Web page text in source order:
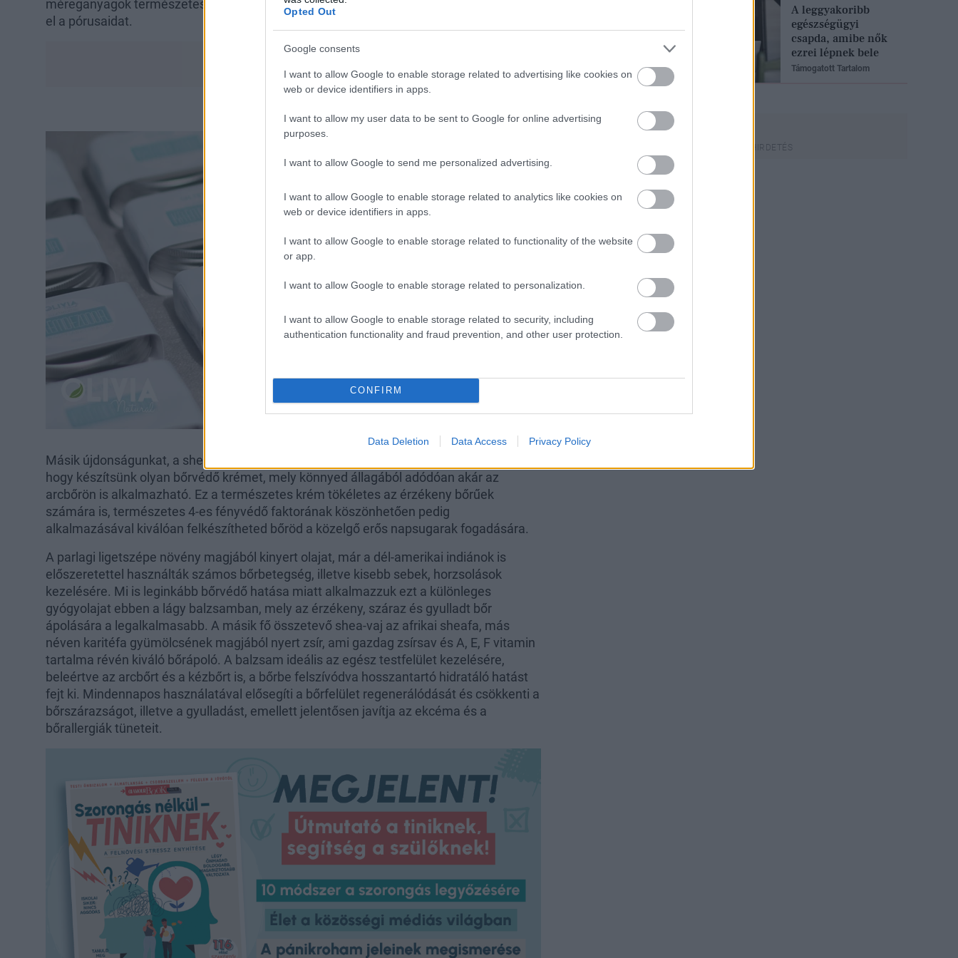
Opted Out
Google consents
I want to allow Google to enable storage related to advertising like cookies on
web or device identifiers in apps.
I want to allow my user data to be sent to Google for online advertising
purposes.
I want to allow Google to send me personalized advertising.
I want to allow Google to enable storage related to analytics like cookies on
web or device identifiers in apps.
I want to allow Google to enable storage related to functionality of the website
or app.
I want to allow Google to enable storage related to personalization.
I want to allow Google to enable storage related to security, including
authentication functionality and fraud prevention, and other user protection.
CONFIRM
Data Deletion Data Access Privacy Policy
méreganyagok természetesen tudjanak távozni a szervezetedből, hiszen nem tömítik
el a pórusaidat.
Másik újdonságunkat, a shea-vajas ligetszépe balzsamot az a vásárlói igény ihlette,
hogy készítsünk olyan bőrvédő krémet, mely könnyed állagából adódóan akár az
arcbőrön is alkalmazható. Ez a természetes krém tökéletes az érzékeny bőrűek
számára is, természetes 4-es fényvédő faktorának köszönhetően pedig
alkalmazásával kiválóan felkészítheted bőröd a közelgő erős napsugarak fogadására.
A parlagi ligetszépe növény magjából kinyert olajat, már a dél-amerikai indiánok is
előszeretettel használták számos bőrbetegség, illetve kisebb sebek, horzsolások
kezelésére. Mi is leginkább bőrvédő hatása miatt alkalmazzuk ezt a különleges
gyógyolajat ebben a lágy balzsamban, mely az érzékeny, száraz és gyulladt bőr
ápolására a legalkalmasabb. A másik fő összetevő shea-vaj az afrikai sheafa, más
néven karitéfa gyümölcsének magjából nyert zsír, ami gazdag zsírsav és A, E, F vitamin
tartalma révén kiváló bőrápoló. A balzsam ideális az egész testfelület kezelésére,
beleértve az arcbőrt és a kézbőrt is, a bőrbe felszívódva hosszantartó hidratáló hatást
fejt ki. Mindennapos használatával elősegíti a bőrfelület regenerálódását és csökkenti a
bőrszárazságot, illetve a gyulladást, emellett jelentősen javítja az ekcéma és a
bőrallergiák tüneteit.
A leggyakoribb
egészségügyi
csapda, amibe nők
ezrei lépnek bele
Támogatott Tartalom